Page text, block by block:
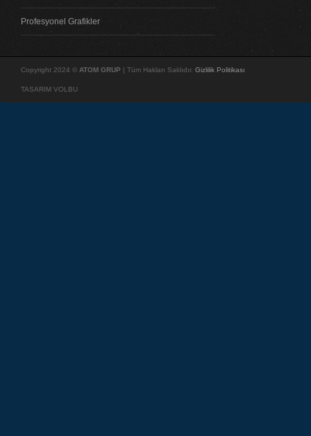
Profesyonel Grafikler
Copyright 2024 © ATOM GRUP | Tüm Hakları Saklıdır. Gizlilik Politikası
TASARIM VOLBU